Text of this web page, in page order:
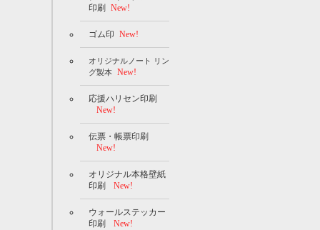
印刷
New!
ゴム印 New!
オリジナルノート リン
グ製本 New!
応援ハリセン印刷
New!
伝票・帳票印刷
New!
オリジナル本格壁紙
印刷
New!
ウォールステッカー
印刷
New!